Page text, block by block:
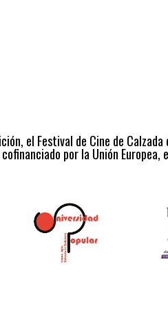
el Festival de Cine de
por la Unión Europea,